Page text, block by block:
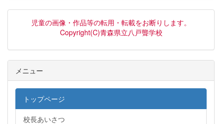
児童の画像・作品等の転用・転載をお断りします。
Copyright(C)青森県立八戸聾学校
メニュー
トップページ
校長あいさつ